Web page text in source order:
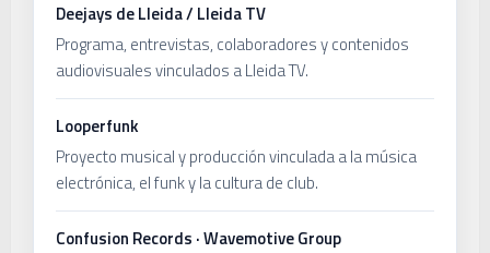
Deejays de Lleida / Lleida TV
Programa, entrevistas, colaboradores y contenidos
audiovisuales vinculados a Lleida TV.
Looperfunk
Proyecto musical y producción vinculada a la música
electrónica, el funk y la cultura de club.
Confusion Records · Wavemotive Group